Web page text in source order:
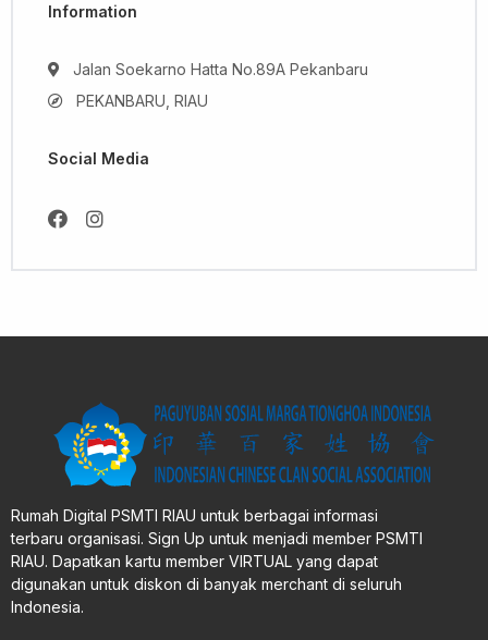
Information
Jalan Soekarno Hatta No.89A Pekanbaru
PEKANBARU, RIAU
Social Media
Rumah Digital PSMTI RIAU untuk berbagai informasi
terbaru organisasi. Sign Up untuk menjadi member PSMTI
RIAU. Dapatkan kartu member VIRTUAL yang dapat
digunakan untuk diskon di banyak merchant di seluruh
Indonesia.